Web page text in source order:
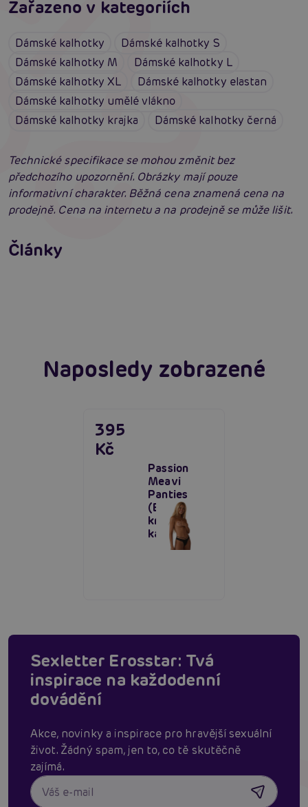
Zařazeno v kategoriích
Dámské kalhotky
Dámské kalhotky S
Dámské kalhotky M
Dámské kalhotky L
Dámské kalhotky XL
Dámské kalhotky elastan
Dámské kalhotky umělé vlákno
Dámské kalhotky krajka
Dámské kalhotky černá
Technické specifikace se mohou změnit bez
předchozího upozornění. Obrázky mají pouze
informativní charakter. Běžná cena znamená cena na
prodejně. Cena na internetu a na prodejně se může lišit.
Články
neodolatelně sexy
Číst více
Erotická inteligence: Příručka Sexiomů
Naposledy zobrazené
Passion
Meavi
Panties
(Black),
krajkové
kalhotky
395
Kč
Sexletter Erosstar: Tvá
inspirace na každodenní
dovádění
Akce, novinky a inspirace pro hravější sexuální
život. Žádný spam, jen to, co tě skutěčně
zajímá.